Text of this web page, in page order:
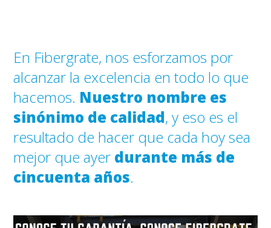
En Fibergrate, nos esforzamos por
alcanzar la excelencia en todo lo que
hacemos. Nuestro nombre es
sinónimo de calidad, y eso es el
resultado de hacer que cada hoy sea
mejor que ayer durante más de
cincuenta años.